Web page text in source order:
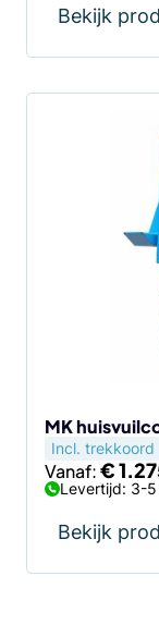
Bekijk
MK
Incl. trekkoord
Vanaf:€
Levertijd: 3-
Bekijk
de
productpagina